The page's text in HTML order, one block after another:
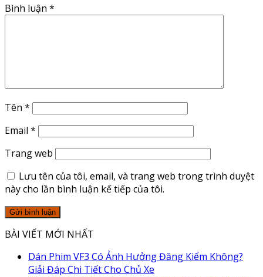
Bình luận *
Tên *
Email *
Trang web
Lưu tên của tôi, email, và trang web trong trình duyệt
này cho lần bình luận kế tiếp của tôi.
BÀI VIẾT MỚI NHẤT
Dán Phim VF3 Có Ảnh Hưởng Đăng Kiểm Không?
Giải Đáp Chi Tiết Cho Chủ Xe